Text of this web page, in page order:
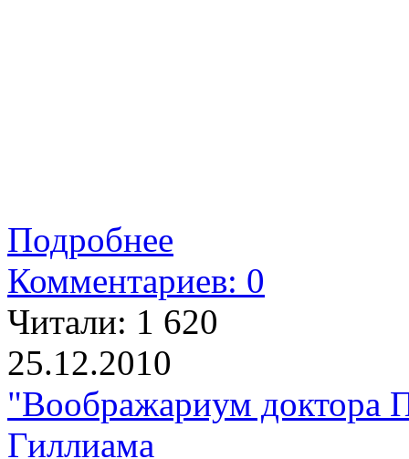
Подробнее
Комментариев: 0
Читали: 1 620
25.12.2010
"Воображариум доктора
Гиллиама